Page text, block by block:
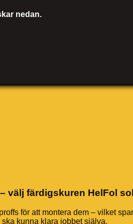
nedan.
välj färdigskuren HelFol
för att montera dem – vilket
kunna klara jobbet själva.